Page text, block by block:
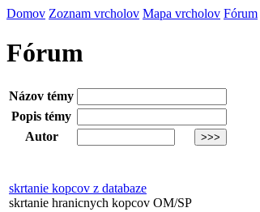
Domov Zoznam vrcholov Mapa vrcholov Fórum
Fórum
Názov témy
Popis témy
Autor
skrtanie kopcov z databaze
skrtanie hranicnych kopcov OM/SP